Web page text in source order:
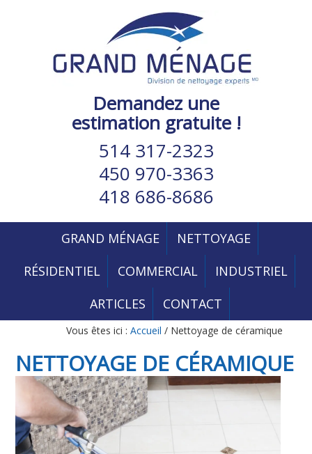
Demandez une
estimation gratuite !
514 317-2323
450 970-3363
418 686-8686
GRAND MÉNAGE
NETTOYAGE
RÉSIDENTIEL
COMMERCIAL
INDUSTRIEL
ARTICLES
CONTACT
Vous êtes ici : Accueil /Nettoyage de céramique
NETTOYAGE DE CÉRAMIQUE